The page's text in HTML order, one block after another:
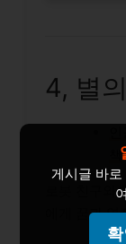
4, 별
책
로봇 친구와
에게 꿈과
게시글 바